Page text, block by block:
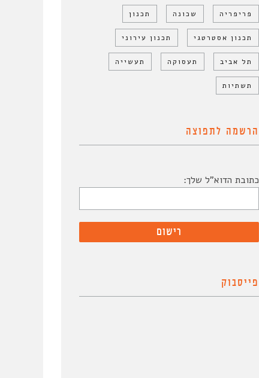
פריפריה שכונה תכנון
תכנון אסטרטגי תכנון עירוני
תל אביב תעסוקה תעשייה
תשתיות
הרשמה לתפוצה
כתובת הדוא"ל שלך:
פייסבוק